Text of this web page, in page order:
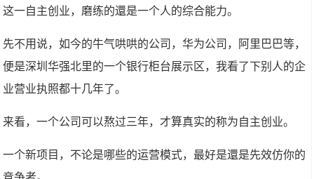
这一自主创业，磨练的還是一个人的综合能力。
先不用说，如今的牛气哄哄的公司，华为公司，阿里巴巴等，
便是深圳华强北里的一个银行柜台展示区，我看了下别人的企
业营业执照都十几年了。
来看，一个公司可以熬过三年，才算真实的称为自主创业。
一个新项目，不论是哪些的运营模式，最好是還是先效仿你的